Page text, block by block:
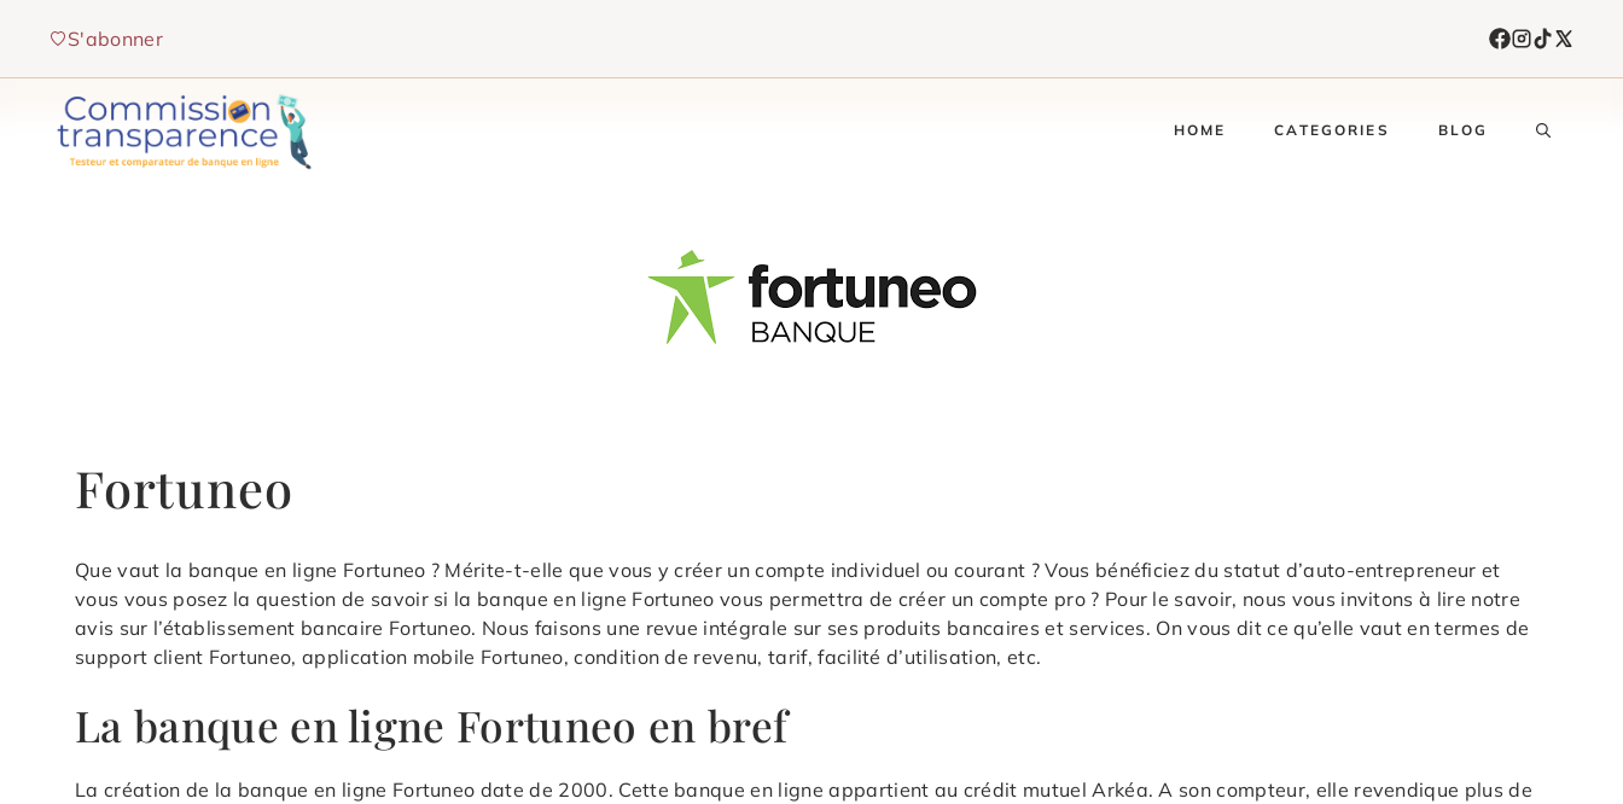
contenu
S'abonner
HOME CATEGORIES BLOG
Fortuneo
Que vaut la banque en ligne Fortuneo ? Mérite-t-elle que vous y créer un compte individuel ou courant ? Vous bénéficiez du statut d’auto-entrepreneur et
vous vous posez la question de savoir si la banque en ligne Fortuneo vous permettra de créer un compte pro ? Pour le savoir, nous vous invitons à lire notre
avis sur l’établissement bancaire Fortuneo. Nous faisons une revue intégrale sur ses produits bancaires et services. On vous dit ce qu’elle vaut en termes de
support client Fortuneo, application mobile Fortuneo, condition de revenu, tarif, facilité d’utilisation, etc.
La banque en ligne Fortuneo en bref
La création de la banque en ligne Fortuneo date de 2000. Cette banque en ligne appartient au crédit mutuel Arkéa. A son compteur, elle revendique plus de